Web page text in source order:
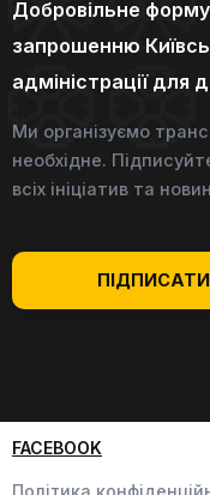
Добровільне
запрошенню
адміністрації
Ми організуємо
необхідне.
всіх ініціатив та
FACEBOOK
Політика